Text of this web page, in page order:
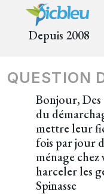
Depuis 2008
QUESTION
Bonjour,
du
mettre leur
fois par jour
ménage
harceler les
Spinasse